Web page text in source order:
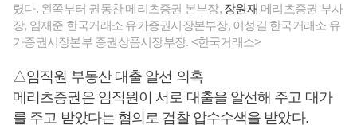
렸다. 왼쪽부터 권동찬 메리츠증권 본부장, 장원재 메리츠증권 부사
장, 임재준 한국거래소 유가증권시장본부장, 이성길 한국거래소 유
가증권시장본부 증권상품시장부장. <한국거래소>
△임직원 부동산 대출 알선 의혹
메리츠증권은 임직원이 서로 대출을 알선해 주고 대가
를 주고 받았다는 혐의로 검찰 압수수색을 받았다.